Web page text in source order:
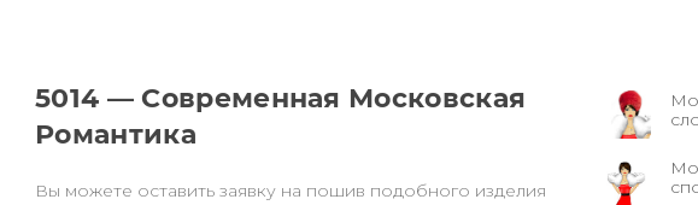
5014 — Современная Московская
Романтика
Вы можете оставить заявку на пошив подобного изделия